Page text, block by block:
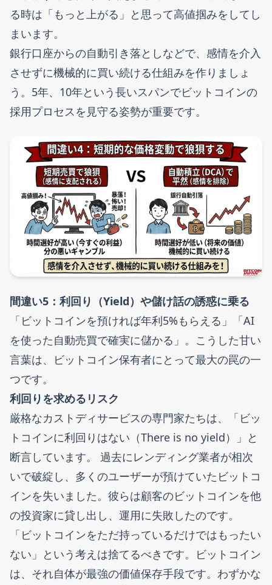
る時は「もっと上がる」と思って高値掴みをしてし
まいます。
銀行口座からの自動引き落としなどで、感情を介入
させずに機械的に買い続ける仕組みを作りましょ
う。5年、10年という長いスパンでビットコインの
採用プロセスを見守る姿勢が重要です。
間違い5：利回り（Yield）や儲け話の誘惑に乗る
「ビットコインを預ければ年利5%もらえる」「AI
を使った自動売買で確実に儲かる」。こうした甘い
言葉は、ビットコイン保有者にとって最大の罠の一
つです。
利回りを求めるリスク
厳格なカストディサービスの専門家たちは、「ビッ
トコインに利回りはない（There is no yield）」と
断言しています。 過去にレンディング業者が相次
いで破綻し、多くのユーザーが預けていたビットコ
インを失いました。彼らは顧客のビットコインを他
の投資家に貸し出し、運用に失敗したのです。
「ビットコインをただ持っているだけではもったい
ない」という考えは捨てるべきです。ビットコイン
は、それ自体が最強の価値保存手段です。わずかな